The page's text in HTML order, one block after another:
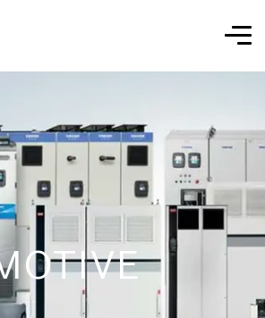
MOTIVE